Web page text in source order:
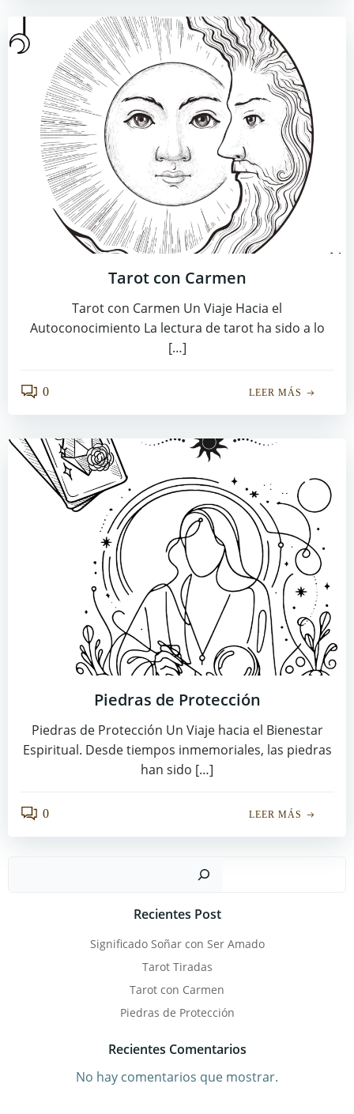
Tarot con Carmen
Tarot con Carmen Un Viaje Hacia el
Autoconocimiento La lectura de tarot ha sido a lo
[…]
0 LEER MÁS
Piedras de Protección
Piedras de Protección Un Viaje hacia el Bienestar
Espiritual. Desde tiempos inmemoriales, las piedras
han sido […]
0 LEER MÁS
Recientes Post
Significado Soñar con Ser Amado
Tarot Tiradas
Tarot con Carmen
Piedras de Protección
Recientes Comentarios
No hay comentarios que mostrar.